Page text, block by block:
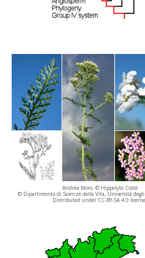
Andrea Moro, © Hippolyte Coste
© Dipartimento di Scienze della Vita, Università
Distributed under CC-BY-SA 4.0